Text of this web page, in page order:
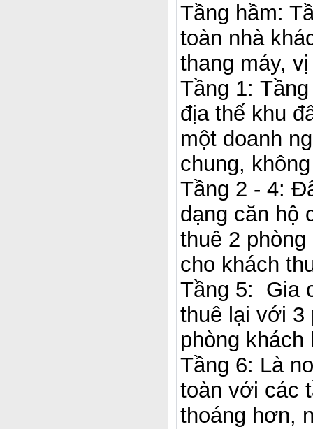
Tầng hầm:
toàn nhà
thang máy,
Tầng 1:
địa thế khu
một doanh
chung,
Tầng 2 - 4:
dạng căn hộ
thuê 2
cho khách
Tầng 5: Gia
thuê lại với 3
phòng
Tầng 6: Là
toàn với các
thoáng hơn,